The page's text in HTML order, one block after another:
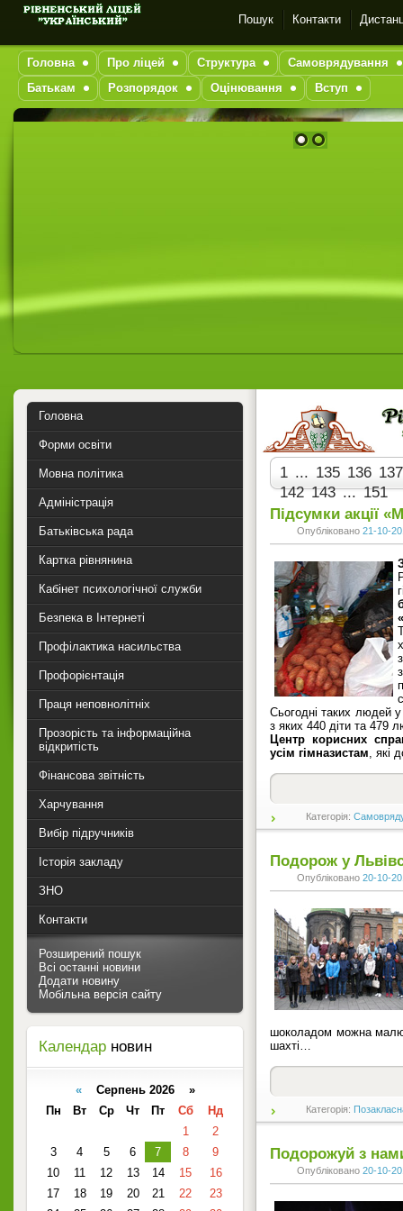
Пошук Контакти
Головна Про ліцей Структура
Самоврядування
Батькам
Розпорядок Оцінювання Вступ
1 ... 135 136 137
142 143 ... 151
Підсумки акції
Опубліковано 21-10-
Сьогодні таких людей у
з яких 440 діти та 479
Центр корисних
усім гімназистам, які
Категорія:
Подорож у
Опубліковано 20-10-
шоколадом можна
шахті…
Категорія:
Подорожуй з
Опубліковано 20-10-
Головна
Форми освіти
Мовна політика
Адміністрація
Батьківська рада
Картка рівнянина
Кабінет психологічної служби
Безпека в Інтернеті
Профілактика насильства
Профорієнтація
Праця неповнолітніх
Прозорість та інформаційна
відкритість
Фінансова звітність
Харчування
Вибір підручників
Історія закладу
ЗНО
Контакти
Розширений пошук
Всі останні новини
Додати новину
Мобільна версія сайту
Календар новин
«Серпень 2026 »
Пн
Вт Ср Чт Пт Сб
Нд
1
2
3
4 5 6 7 8
9
10
11 12 13 14 15
16
17
18 19 20 21 22
23